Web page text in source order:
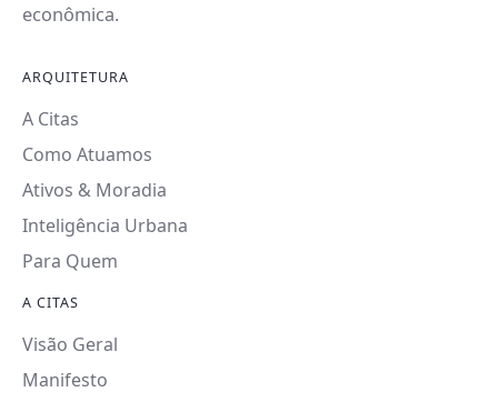
econômica.
ARQUITETURA
A Citas
Como Atuamos
Ativos & Moradia
Inteligência Urbana
Para Quem
A CITAS
Visão Geral
Manifesto